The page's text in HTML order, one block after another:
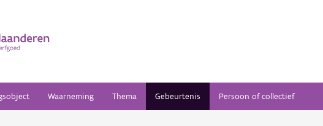
Waarneming Thema Gebeurtenis Persoon of collectief